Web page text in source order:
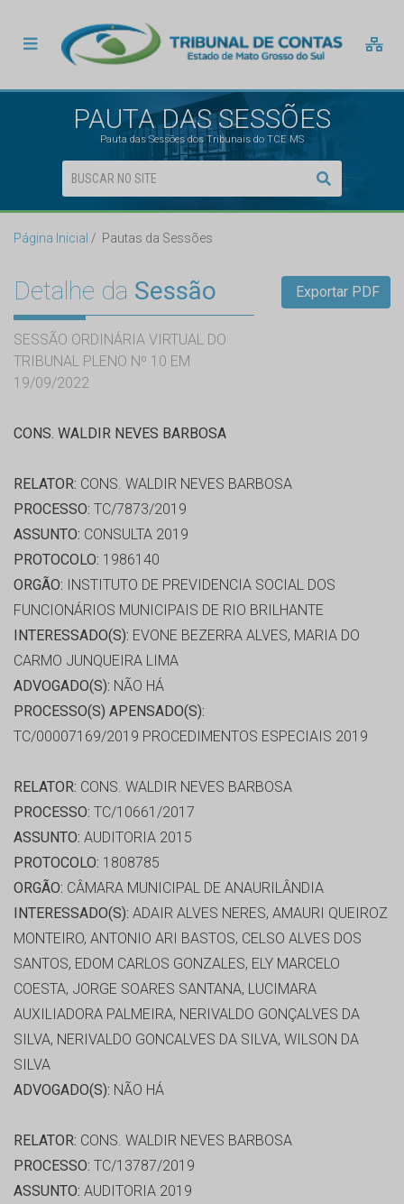
PAUTA DAS SESSÕES
Pauta das Sessões dos Tribunais do TCE MS
Página Inicial Pautas da Sessões
Detalhe da Sessão
SESSÃO ORDINÁRIA VIRTUAL DO
TRIBUNAL PLENO Nº 10 EM
19/09/2022
Exportar PDF
CONS. WALDIR NEVES BARBOSA
RELATOR: CONS. WALDIR NEVES BARBOSA
PROCESSO: TC/7873/2019
ASSUNTO: CONSULTA 2019
PROTOCOLO: 1986140
ORGÃO: INSTITUTO DE PREVIDENCIA SOCIAL DOS
FUNCIONÁRIOS MUNICIPAIS DE RIO BRILHANTE
INTERESSADO(S): EVONE BEZERRA ALVES, MARIA DO
CARMO JUNQUEIRA LIMA
ADVOGADO(S): NÃO HÁ
PROCESSO(S) APENSADO(S):
TC/00007169/2019 PROCEDIMENTOS ESPECIAIS 2019
RELATOR: CONS. WALDIR NEVES BARBOSA
PROCESSO: TC/10661/2017
ASSUNTO: AUDITORIA 2015
PROTOCOLO: 1808785
ORGÃO: CÂMARA MUNICIPAL DE ANAURILÂNDIA
INTERESSADO(S): ADAIR ALVES NERES, AMAURI QUEIROZ
MONTEIRO, ANTONIO ARI BASTOS, CELSO ALVES DOS
SANTOS, EDOM CARLOS GONZALES, ELY MARCELO
COESTA, JORGE SOARES SANTANA, LUCIMARA
AUXILIADORA PALMEIRA, NERIVALDO GONÇALVES DA
SILVA, NERIVALDO GONCALVES DA SILVA, WILSON DA
SILVA
ADVOGADO(S): NÃO HÁ
RELATOR: CONS. WALDIR NEVES BARBOSA
PROCESSO: TC/13787/2019
ASSUNTO: AUDITORIA 2019